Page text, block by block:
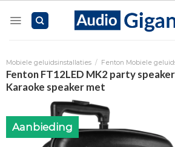
Mobiele geluidsinstallaties / Fenton Mobiele
Fenton FT12LED MK2 party
Karaoke speaker met
Aanbieding